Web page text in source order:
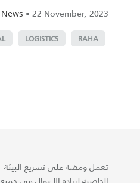
News •22 November, 2023
RAHA
LOGISTICS
تعمل ومضة على تسريع البيئة